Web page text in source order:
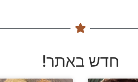
חדש באתר!